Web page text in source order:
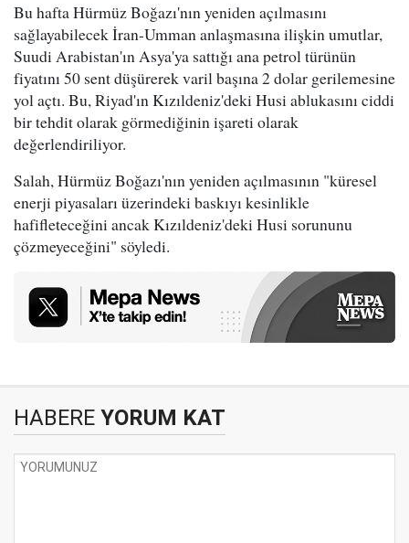
Bu hafta Hürmüz Boğazı'nın yeniden açılmasını
sağlayabilecek İran-Umman anlaşmasına ilişkin umutlar,
Suudi Arabistan'ın Asya'ya sattığı ana petrol türünün
fiyatını 50 sent düşürerek varil başına 2 dolar gerilemesine
yol açtı. Bu, Riyad'ın Kızıldeniz'deki Husi ablukasını ciddi
bir tehdit olarak görmediğinin işareti olarak
değerlendiriliyor.
Salah, Hürmüz Boğazı'nın yeniden açılmasının "küresel
enerji piyasaları üzerindeki baskıyı kesinlikle
hafifleteceğini ancak Kızıldeniz'deki Husi sorununu
çözmeyeceğini" söyledi.
HABERE YORUM KAT